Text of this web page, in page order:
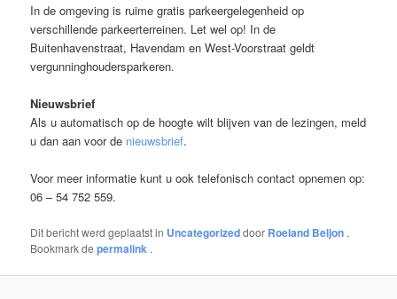
In de omgeving is ruime gratis parkeergelegenheid op
verschillende parkeerterreinen. Let wel op! In de
Buitenhavenstraat, Havendam en West-Voorstraat geldt
vergunninghoudersparkeren.
Nieuwsbrief
Als u automatisch op de hoogte wilt blijven van de lezingen, meld
u dan aan voor de nieuwsbrief.
Voor meer informatie kunt u ook telefonisch contact opnemen op:
06 – 54 752 559.
Dit bericht werd geplaatst in Uncategorizeddoor Roeland Beljon .
Bookmark depermalink .